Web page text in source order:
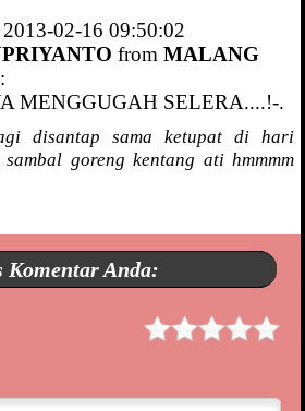
02-16 09:50:02
from MALANG
MENGGUGAH SELERA....!-.
disantap sama ketupat di hari
goreng kentang ati hmmmm
Komentar Anda: